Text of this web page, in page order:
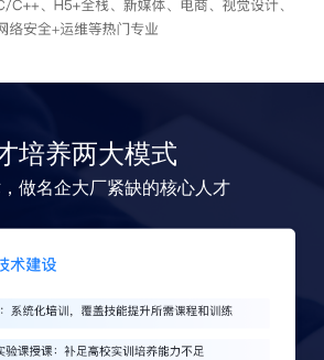
培养两大模式
做名企大厂紧缺的核心人才